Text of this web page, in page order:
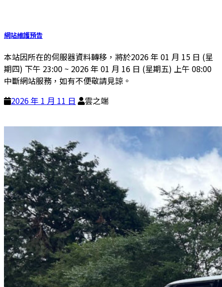
網站維護預告
本站因所在的伺服器資料轉移，將於2026 年 01 月 15 日 (星
期四) 下午 23:00 ~ 2026 年 01 月 16 日 (星期五) 上午 08:00
中斷網站服務，如有不便敬請見諒。
2026 年 1 月 11 日
雲之端